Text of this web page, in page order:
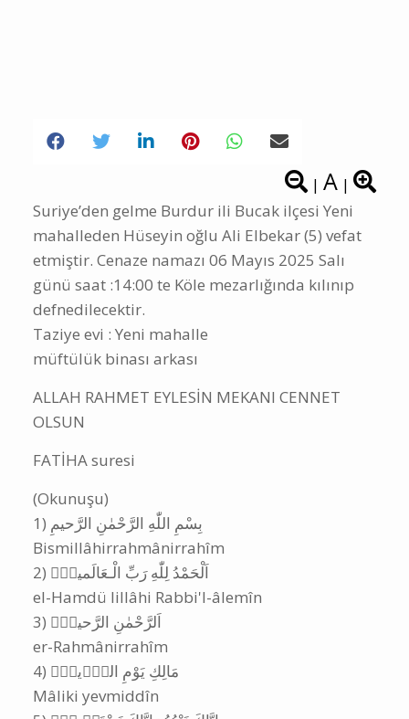
Suriye’den gelme Burdur ili Bucak ilçesi Yeni
etmiştir. Cenaze namazı 06 Mayıs 2025 Salı
günü saat :14:00 te Köle mezarlığında kılınıp
defnedilecektir.
Taziye evi : Yeni mahalle
müftülük binası arkası
ALLAH RAHMET EYLESİN MEKANI CENNET
OLSUN
FATİHA suresi